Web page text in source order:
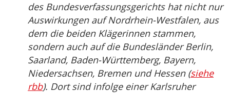
des Bundesverfassungsgerichts hat nicht nur
Auswirkungen auf Nordrhein-Westfalen, aus
dem die beiden Klägerinnen stammen,
sondern auch auf die Bundesländer Berlin,
Saarland, Baden-Württemberg, Bayern,
Niedersachsen, Bremen und Hessen (siehe
rbb). Dort sind infolge einer Karlsruher